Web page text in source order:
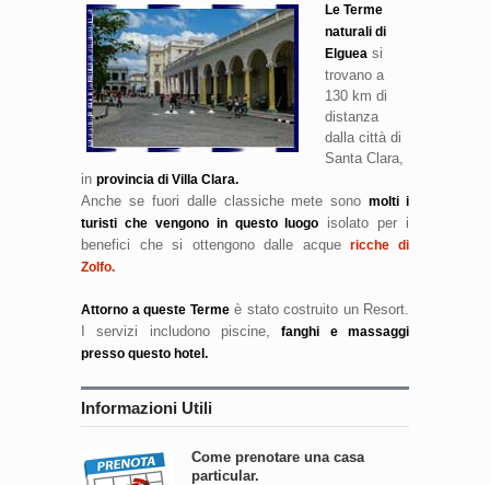
Le Terme
naturali di
Elguea si
trovano a
130 km di
distanza
dalla città di
Santa Clara,
in provincia di Villa Clara.
Anche se fuori dalle classiche mete sonomolti i
turisti che vengono in questo luogo isolato per i
benefici che si ottengono dalle acquericche di
Zolfo.
Attorno a queste Termeè stato costruito un Resort.
I servizi includono piscine,fanghi e massaggi
presso questo hotel.
Informazioni Utili
Come prenotare una casa
particular.